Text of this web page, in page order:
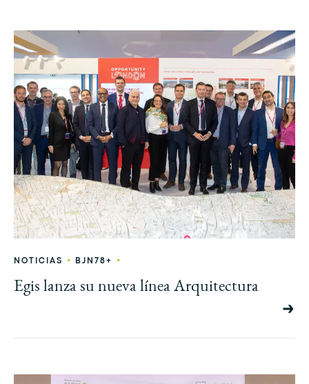
NOTICIAS • BJN78+ •
Egis lanza su nueva línea Arquitectura